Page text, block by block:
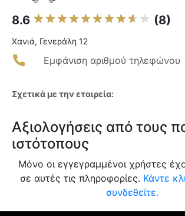
8.6 (8)
Χανιά, Γενεράλη 12
Εμφάνιση αριθμού τηλεφώνου
Σχετικά με την εταιρεία:
Αξιολογήσεις από τους
ιστότοπους
Μόνο οι εγγεγραμμένοι χρήστες
σε αυτές τις πληροφορίες. Κάντε
συνδεθείτε.